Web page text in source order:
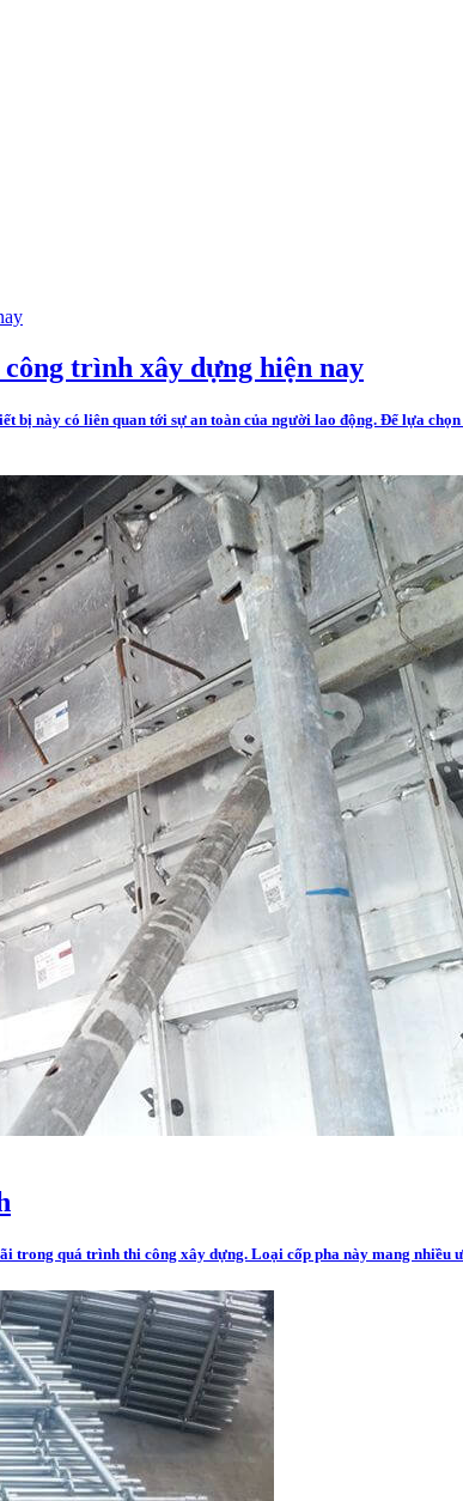
trình xây dựng hiện nay
này có liên quan tới sự an toàn của người lao động. Để lựa
trong quá trình thi công xây dựng. Loại cốp pha này mang nhiều